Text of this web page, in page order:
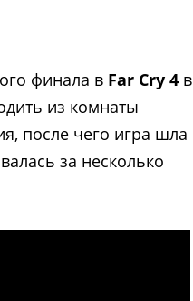
финала в Far Cry 4 в
из комнаты
после чего игра шла
за несколько